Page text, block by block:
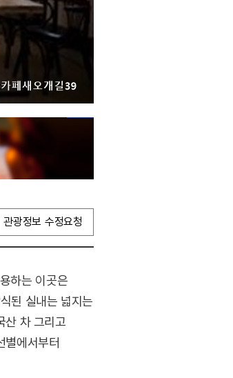
관광정보 수정요청
하는 이곳은
된 실내는 넓지는
산 차 그리고
별에서부터